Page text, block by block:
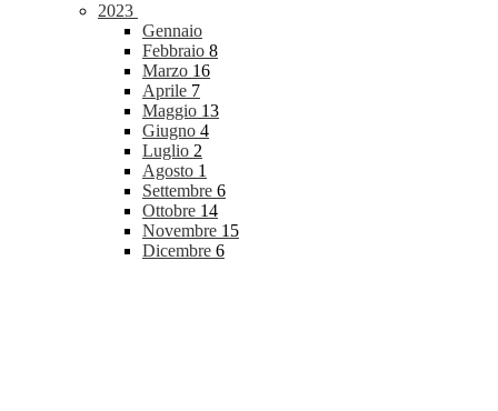
2023
Gennaio
Febbraio 8
Marzo 16
Aprile 7
Maggio 13
Giugno 4
Luglio 2
Agosto 1
Settembre 6
Ottobre 14
Novembre 15
Dicembre 6